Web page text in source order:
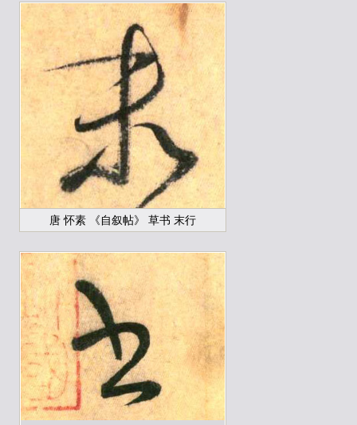
唐 怀素 《自叙帖》 草书 末行